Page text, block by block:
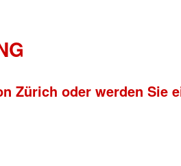
Zürich oder werden Sie